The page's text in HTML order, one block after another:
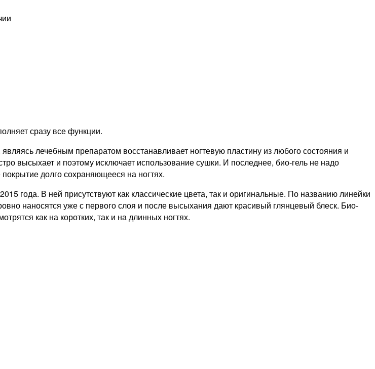
сразу все функции.
лечебным препаратом восстанавливает ногтевую пластину из любого состояния и
высыхает и поэтому исключает использование сушки. И последнее, био-гель не надо
долго сохраняющееся на ногтях.
года. В ней присутствуют как классические цвета, так и оригинальные. По названию линейки
наносятся уже с первого слоя и после высыхания дают красивый глянцевый блеск. Био-
как на коротких, так и на длинных ногтях.